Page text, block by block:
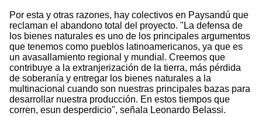
Por esta y otras razones, hay colectivos en Paysandú que
reclaman el abandono total del proyecto. "La defensa de
los bienes naturales es uno de los principales argumentos
que tenemos como pueblos latinoamericanos, ya que es
un avasallamiento regional y mundial. Creemos que
contribuye a la extranjerización de la tierra, más pérdida
de soberanía y entregar los bienes naturales a la
multinacional cuando son nuestras principales bazas para
desarrollar nuestra producción. En estos tiempos que
corren, esun desperdicio", señala Leonardo Belassi.